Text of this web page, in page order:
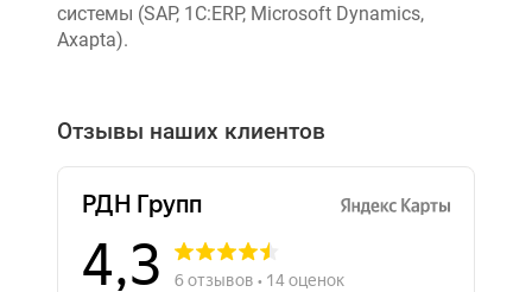
системы (SAP, 1C:ERP, Microsoft Dynamics,
Axapta).
Отзывы наших клиентов